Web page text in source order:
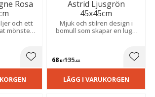
Rosa
och ett
mönster
hemmet.
Lägg till i favoriter
Astrid Ljusgrön
45x45cm
Mjuk och stilren design i
bomull som skapar en lugn
sängen eller favoritfåtöljen.
68 KR135KR
LÄGG I VARUKORGEN